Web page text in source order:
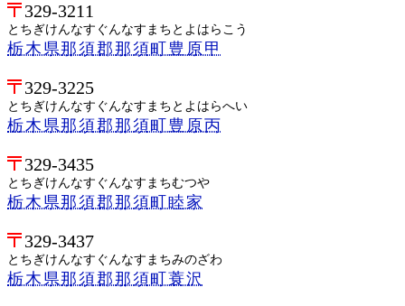
329-3211
とちぎけんなすぐんなすまちとよはらこう
栃木県那須郡那須町豊原甲
329-3225
とちぎけんなすぐんなすまちとよはらへい
栃木県那須郡那須町豊原丙
329-3435
とちぎけんなすぐんなすまちむつや
栃木県那須郡那須町睦家
329-3437
とちぎけんなすぐんなすまちみのざわ
栃木県那須郡那須町蓑沢